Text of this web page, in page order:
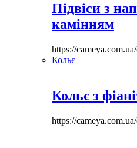
Підвіси з
камінням
https://
Кольє
Кольє з
https://